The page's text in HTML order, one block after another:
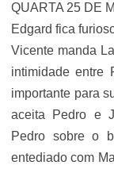
QUARTA 25 DE
Edgard fica
Vicente manda
intimidade entre
importante para
aceita Pedro e
Pedro sobre o
entediado com